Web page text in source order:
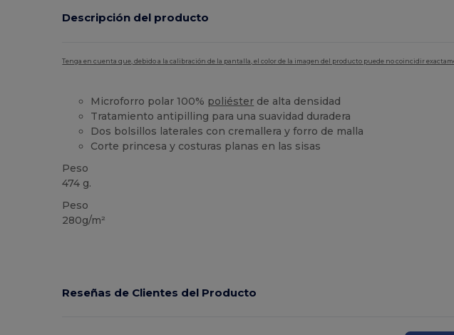
Descripción del producto
Tenga en cuenta que, debido a la calibración de la pantalla, el color de la imagen del producto puede no coincidir
Microforro polar 100% poliéster de alta densidad
Tratamiento antipilling para una suavidad duradera
Dos bolsillos laterales con cremallera y forro de malla
Corte princesa y costuras planas en las sisas
Peso
474 g.
Peso
280g/m²
Reseñas de Clientes del Producto